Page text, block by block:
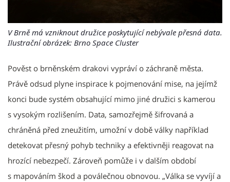
V Brně má vzniknout družice poskytující nebývale přesná data.
Ilustrační obrázek: Brno Space Cluster
Pověst o brněnském drakovi vypráví o záchraně města.
Právě odsud plyne inspirace k pojmenování mise, na jejímž
konci bude systém obsahující mimo jiné družici s kamerou
s vysokým rozlišením. Data, samozřejmě šifrovaná a
chráněná před zneužitím, umožní v době války například
detekovat přesný pohyb techniky a efektivněji reagovat na
hrozící nebezpečí. Zároveň pomůže i v dalším období
s mapováním škod a poválečnou obnovou. „Válka se vyvíjí a